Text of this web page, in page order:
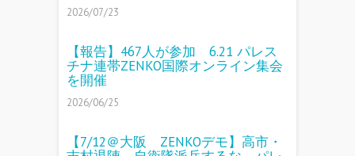
2026/07/23
【報告】467人が参加 6.21 パレス
チナ連帯ZENKO国際オンライン集会
を開催
2026/06/25
【7/12＠大阪 ZENKOデモ】高市・